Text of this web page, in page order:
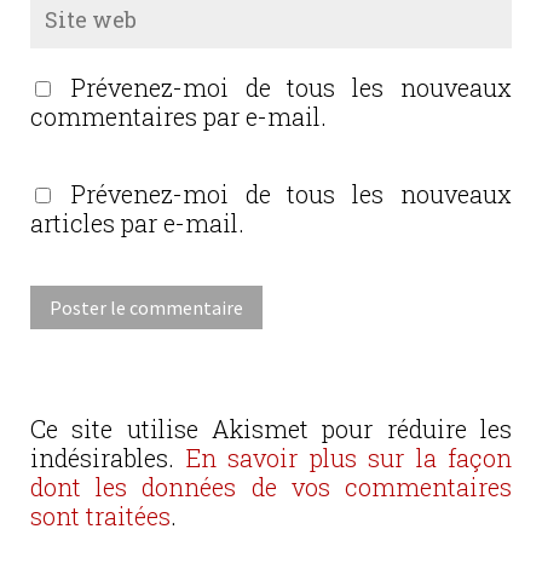
Prévenez-moi de tous les nouveaux
commentaires par e-mail.
Prévenez-moi de tous les nouveaux
articles par e-mail.
Ce site utilise Akismet pour réduire les
indésirables. En savoir plus sur la façon
dont les données de vos commentaires
sont traitées.